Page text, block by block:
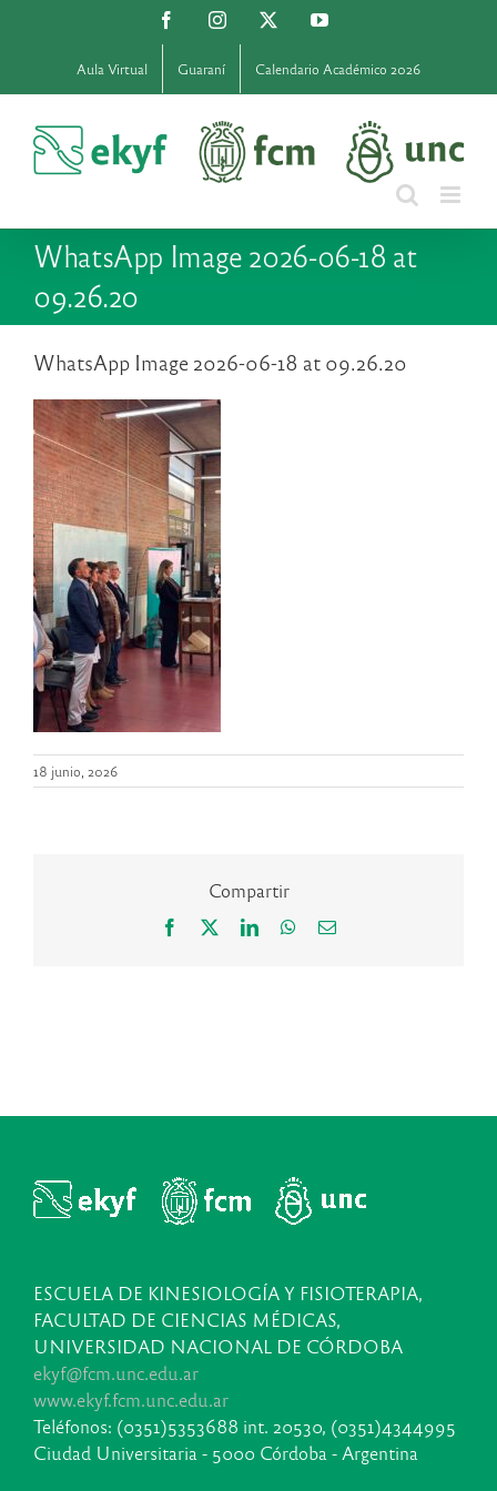
FacebookInstagram YouTube
Aula Virtual Guaraní Calendario Académico 2026
WhatsApp Image 2026-06-18 at
09.26.20
WhatsApp Image 2026-06-18 at 09.26.20
18 junio, 2026
Compartir
Facebook LinkedInWhatsApp
Correo
ESCUELA DE KINESIOLOGÍA Y FISIOTERAPIA,
FACULTAD DE CIENCIAS MÉDICAS,
UNIVERSIDAD NACIONAL DE CÓRDOBA
ekyf@fcm.unc.edu.ar
www.ekyf.fcm.unc.edu.ar
Teléfonos: (0351)5353688 int. 20530, (0351)4344995
Ciudad Universitaria - 5000 Córdoba - Argentina